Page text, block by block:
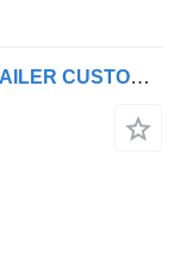
Arel Trailer 80 M3 SCRAP TIPPER TRAILER CUSTOMIZE HARDOX